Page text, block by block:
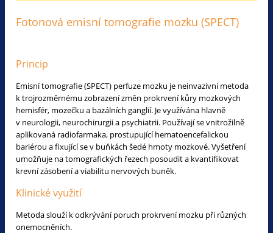
Fotonová emisní tomografie mozku (SPECT)
Princip
Emisní tomografie (SPECT) perfuze mozku je neinvazivní metoda
k trojrozměrnému zobrazení změn prokrvení kůry mozkových
hemisfér, mozečku a bazálních ganglií. Je využívána hlavně
v neurologii, neurochirurgii a psychiatrii. Používají se vnitrožilně
aplikovaná radiofarmaka, prostupující hematoencefalickou
bariérou a fixující se v buňkách šedé hmoty mozkové. Vyšetření
umožňuje na tomografických řezech posoudit a kvantifikovat
krevní zásobení a viabilitu nervových buněk.
Klinické využití
Metoda slouží k odkrývání poruch prokrvení mozku při různých
onemocněních.